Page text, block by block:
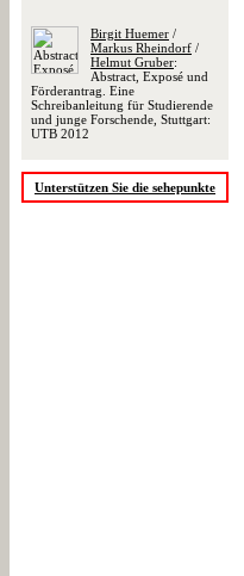
Birgit Huemer /
Markus Rheindorf /
Helmut Gruber:
Abstract, Exposé und
Förderantrag. Eine
Schreibanleitung für Studierende
und junge Forschende, Stuttgart:
UTB 2012
Unterstützen Sie die sehepunkte